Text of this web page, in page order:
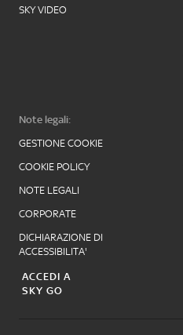
SKY VIDEO
Note legali:
GESTIONE COOKIE
COOKIE POLICY
NOTE LEGALI
CORPORATE
DICHIARAZIONE DI
ACCESSIBILITA'
ACCEDI A
SKY GO